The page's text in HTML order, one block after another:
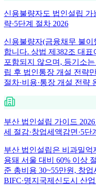
신용불량자도 법인설립
략·5단계 절차 2026
신용불량자(금융채무 불
합니다. 상법 제382조 대
포함되지 않으며, 등기소
립 후 법인통장 개설 전략
절차·비용·통장 개설 전략
부산 법인설립 가이드
세 절감·창업세액감면·5단
부산 법인설립은 비과밀억
용돼 서울 대비 60% 이상
준 총비용 30~55만원, 창업
BIFC·명지국제신도시 산